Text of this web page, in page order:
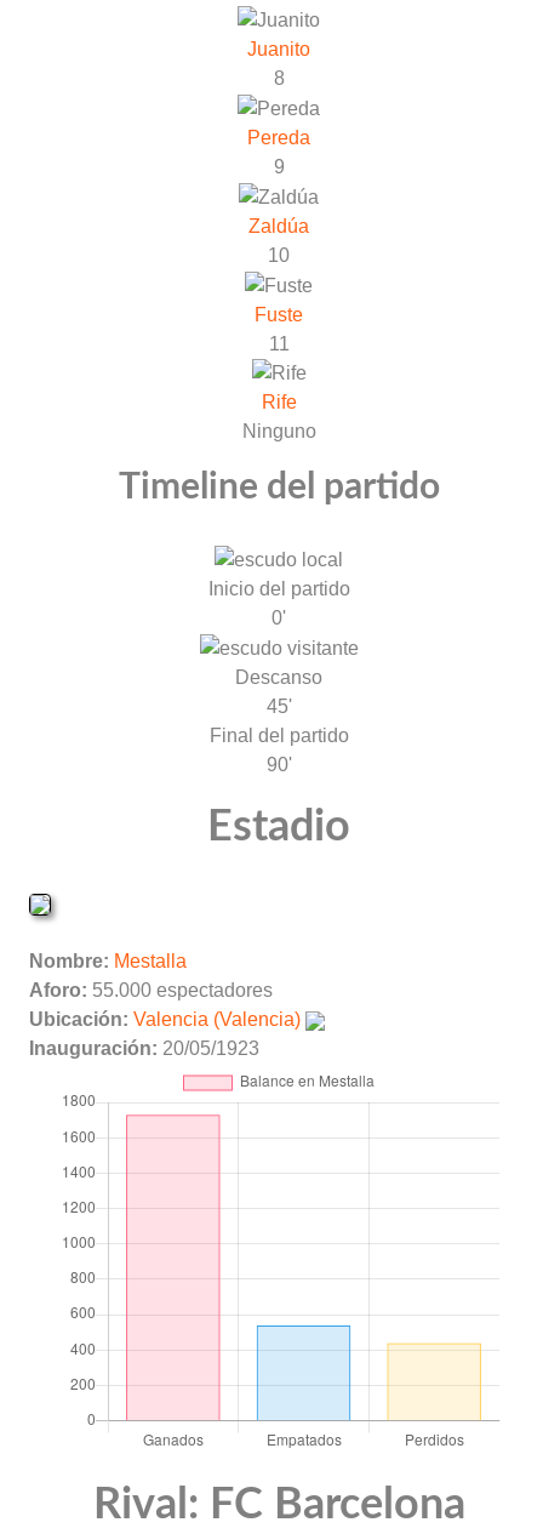
Juanito
8
Pereda
9
Zaldúa
10
Fuste
11
Rife
Ninguno
Timeline del partido
Inicio del partido
0'
Descanso
45'
Final del partido
90'
Estadio
Nombre: Mestalla
Aforo: 55.000 espectadores
Ubicación: Valencia (Valencia)
Inauguración: 20/05/1923
Rival: FC Barcelona